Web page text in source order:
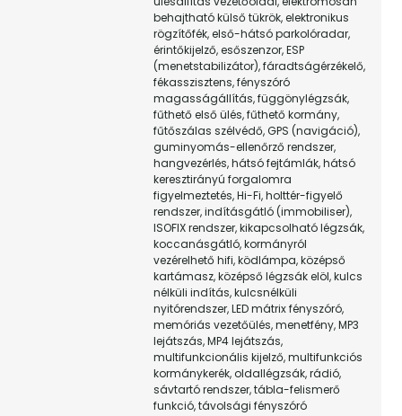
behajtható külső tükrök, elektronikus
rögzítőfék, első-hátsó parkolóradar,
érintőkijelző, esőszenzor, ESP
(menetstabilizátor), fáradtságérzékelő,
fékasszisztens, fényszóró
magasságállítás, függönylégzsák,
fűthető első ülés, fűthető kormány,
fűtőszálas szélvédő, GPS (navigáció),
guminyomás-ellenőrző rendszer,
hangvezérlés, hátsó fejtámlák, hátsó
keresztirányú forgalomra
figyelmeztetés, Hi-Fi, holttér-figyelő
rendszer, indításgátló (immobiliser),
ISOFIX rendszer, kikapcsolható légzsák,
koccanásgátló, kormányról
vezérelhető hifi, ködlámpa, középső
kartámasz, középső légzsák elöl, kulcs
nélküli indítás, kulcsnélküli
nyitórendszer, LED mátrix fényszóró,
memóriás vezetőülés, menetfény, MP3
lejátszás, MP4 lejátszás,
multifunkcionális kijelző, multifunkciós
kormánykerék, oldallégzsák, rádió,
sávtartó rendszer, tábla-felismerő
funkció, távolsági fényszóró